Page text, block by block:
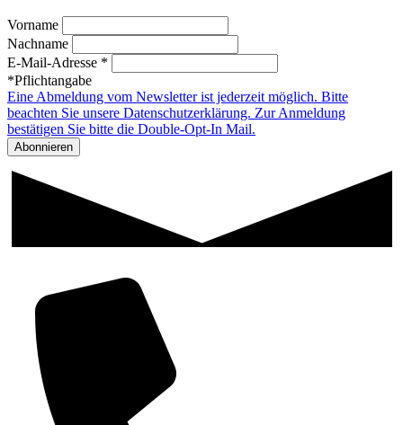
Vorname
Nachname
E-Mail-Adresse *
*Pflichtangabe
Eine Abmeldung vom Newsletter ist jederzeit möglich. Bitte
beachten Sie unsere Datenschutzerklärung. Zur Anmeldung
bestätigen Sie bitte die Double-Opt-In Mail.